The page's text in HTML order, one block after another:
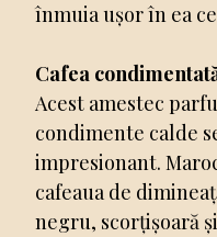
înmuia ușor în ea
Cafea
Acest amestec
condimente calde
impresionant.
cafeaua de
negru, scorțișoară